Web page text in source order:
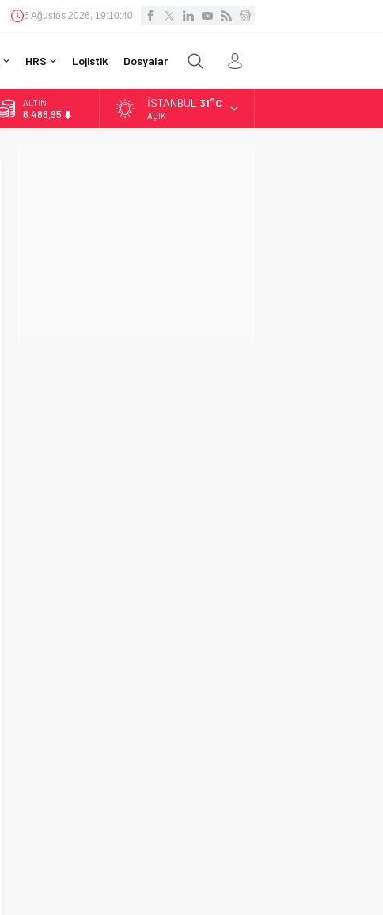
6 Ağustos 2026, 19:10:41
HRS Lojistik Dosyalar
ALTIN
6.488,95
İSTANBUL 31°C
AÇIK